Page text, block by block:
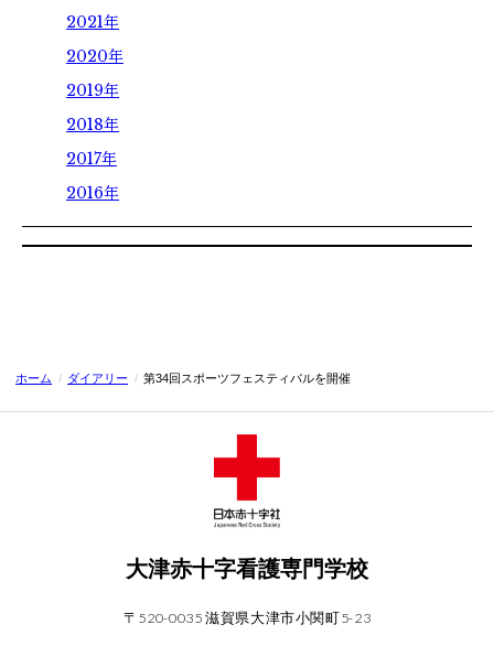
2021年
2020年
2019年
2018年
2017年
2016年
ホーム / ダイアリー / 第34回スポーツフェスティバルを開催
大津赤十字看護専門学校
〒520-0035 滋賀県大津市小関町5-23